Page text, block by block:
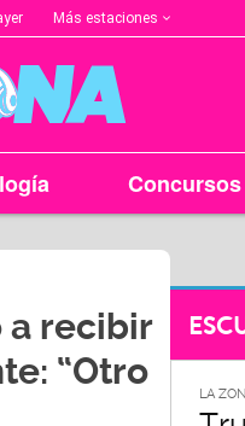
Más estaciones
Concursos
a recibir
“Otro
LA